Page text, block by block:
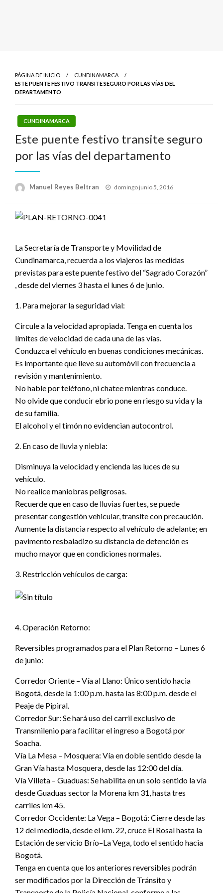
PÁGINA DE INICIO
CUNDINAMARCA
ESTE PUENTE FESTIVO TRANSITE SEGURO POR LAS VÍAS DEL
DEPARTAMENTO
CUNDINAMARCA
Este puente festivo transite seguro
por las vías del departamento
Manuel Reyes Beltran
Publicado
domingo junio 5, 2016
La Secretaría de Transporte y Movilidad de
Cundinamarca, recuerda a los viajeros las medidas
previstas para este puente festivo del “Sagrado Corazón”
, desde del viernes 3 hasta el lunes 6 de junio.
1. Para mejorar la seguridad vial:
Circule a la velocidad apropiada. Tenga en cuenta los
límites de velocidad de cada una de las vías.
Conduzca el vehículo en buenas condiciones mecánicas.
Es importante que lleve su automóvil con frecuencia a
revisión y mantenimiento.
No hable por teléfono, ni chatee mientras conduce.
No olvide que conducir ebrio pone en riesgo su vida y la
de su familia.
El alcohol y el timón no evidencian autocontrol.
2. En caso de lluvia y niebla:
Disminuya la velocidad y encienda las luces de su
vehículo.
No realice maniobras peligrosas.
Recuerde que en caso de lluvias fuertes, se puede
presentar congestión vehicular, transite con precaución.
Aumente la distancia respecto al vehículo de adelante; en
pavimento resbaladizo su distancia de detención es
mucho mayor que en condiciones normales.
3. Restricción vehículos de carga:
4. Operación Retorno:
Reversibles programados para el Plan Retorno – Lunes 6
de junio:
Corredor Oriente – Vía al Llano: Único sentido hacia
Bogotá, desde la 1:00 p.m. hasta las 8:00 p.m. desde el
Peaje de Pipiral.
Corredor Sur: Se hará uso del carril exclusivo de
Transmilenio para facilitar el ingreso a Bogotá por
Soacha.
Vía La Mesa – Mosquera: Vía en doble sentido desde la
Gran Vía hasta Mosquera, desde las 12:00 del día.
Vía Villeta – Guaduas: Se habilita en un solo sentido la vía
desde Guaduas sector la Morena km 31, hasta tres
carriles km 45.
Corredor Occidente: La Vega – Bogotá: Cierre desde las
12 del mediodía, desde el km. 22, cruce El Rosal hasta la
Estación de servicio Brío–La Vega, todo el sentido hacia
Bogotá.
Tenga en cuenta que los anteriores reversibles podrán
ser modificados por la Dirección de Tránsito y